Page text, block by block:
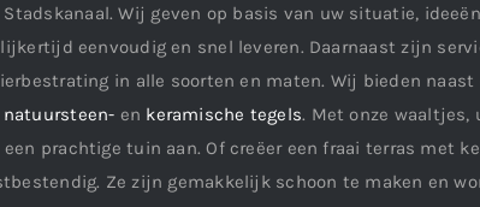
Stadskanaal. Wij geven op basis van uw situatie,
eenvoudig en snel leveren. Daarnaast zijn
in alle soorten en maten. Wij bieden
natuursteen- en keramische tegels. Met onze waaltjes,
prachtige tuin aan. Of creëer een fraai terras met
Ze zijn gemakkelijk schoon te maken en